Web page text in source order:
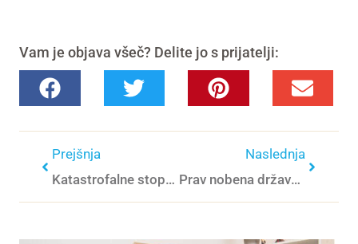
Vam je objava všeč? Delite jo s prijatelji:
Prejšnja
Katastrofalne stopnje podhranjenosti pri otrocih postajajo »sod smodnika«
Naslednja
Prav nobena država EU in OECD ne zagotavlja varnega okolja za otroke